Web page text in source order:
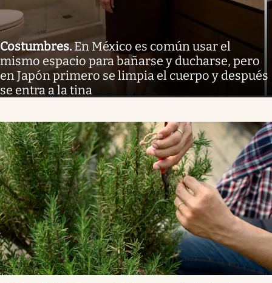
Costumbres.En México es común usar el
mismo espacio para bañarse y ducharse, pero
en Japón primero se limpia el cuerpo y después
se entra a la tina